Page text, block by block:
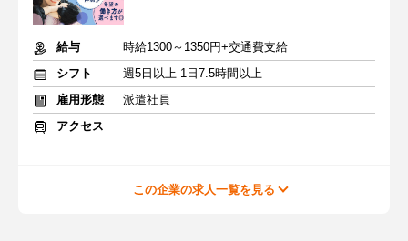
給与
時給1300～1350円+交通費支給
シフト
週5日以上 1日7.5時間以上
雇用形態
派遣社員
アクセス
この企業の求人一覧を見る